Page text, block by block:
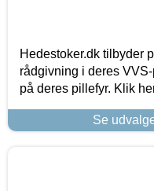
Hedestoker.dk tilbyder
rådgivning i deres
på deres pillefyr. Klik
Se